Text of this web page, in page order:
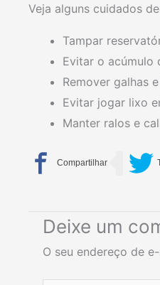
Veja alguns cuidados
Tampar
Evitar o acúmulo
Remover galhas
Evitar jogar lixo
Manter ralos e
Deixe um
O seu endereço de